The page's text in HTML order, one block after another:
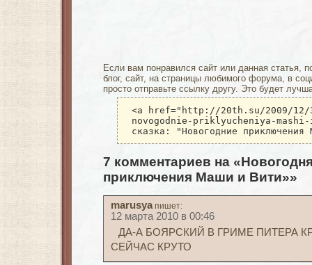
Если вам понравился сайт или данная статья,
блог, сайт, на страницы любимого форума, в
просто отправьте ссылку другу. Это будет
<a href="http://20th.su/2009/12/
novogodnie-priklyucheniya-
сказка: "Новогодние
7 комментариев на
приключения Маши и Вити»»
marusya пишет:
12 марта 2010 в 00:46
ДА-А БОЯРСКИЙ В ГРИМЕ ПИТЕРА
СЕЙЧАС КРУТО